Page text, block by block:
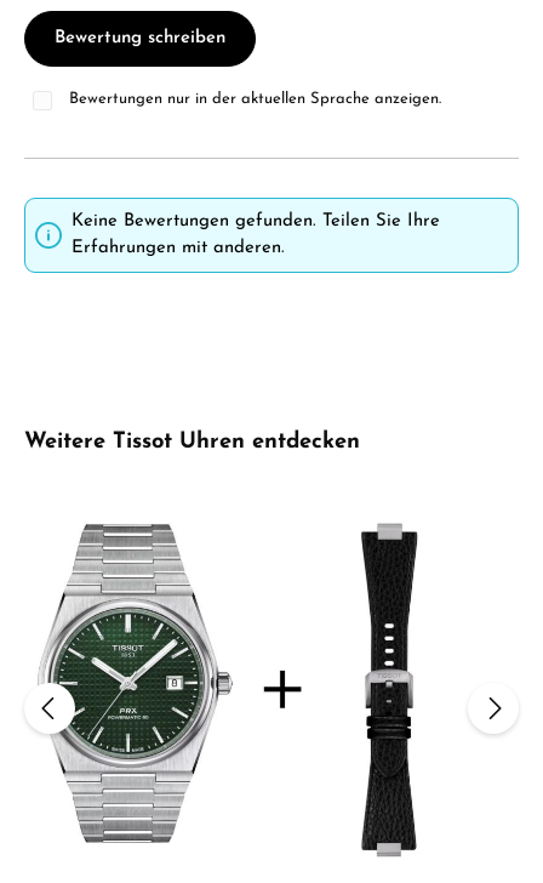
Bewertung schreiben
Bewertungen nur in der aktuellen Sprache anzeigen.
Keine Bewertungen gefunden. Teilen Sie Ihre
Erfahrungen mit anderen.
Produktgalerie überspringen
Weitere Tissot Uhren entdecken